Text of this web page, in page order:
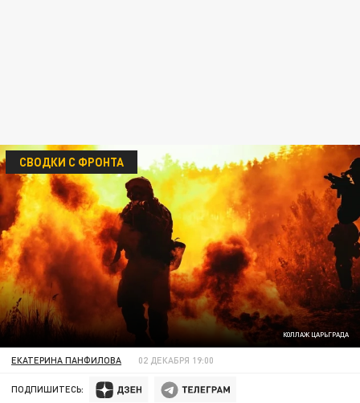
КОЛЛАЖ ЦАРЬГРАДА
СВОДКИ С ФРОНТА
ЕКАТЕРИНА ПАНФИЛОВА 02 ДЕКАБРЯ 19:00
ПОДПИШИТЕСЬ: